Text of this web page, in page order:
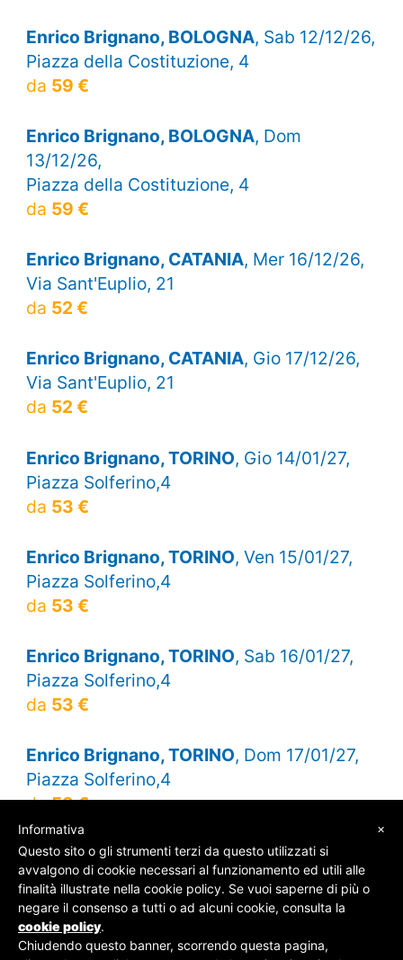
Enrico Brignano, BOLOGNA, Sab 12/12/26,
Piazza della Costituzione, 4
da 59 €
Enrico Brignano, BOLOGNA, Dom
13/12/26,
Piazza della Costituzione, 4
da 59 €
Enrico Brignano, CATANIA, Mer 16/12/26,
Via Sant'Euplio, 21
da 52 €
Enrico Brignano, CATANIA, Gio 17/12/26,
Via Sant'Euplio, 21
da 52 €
Enrico Brignano, TORINO, Gio 14/01/27,
Piazza Solferino,4
da 53 €
Enrico Brignano, TORINO, Ven 15/01/27,
Piazza Solferino,4
da 53 €
Enrico Brignano, TORINO, Sab 16/01/27,
Piazza Solferino,4
da 53 €
Enrico Brignano, TORINO, Dom 17/01/27,
Piazza Solferino,4
da53 €
© SOS Biglietti - P.Iva 09162100961 -Chi Siamo
Contatti-Privacy Policy
×
Informativa
Questo sito o gli strumenti terzi da questo utilizzati si
avvalgono di cookie necessari al funzionamento ed utili alle
finalità illustrate nella cookie policy. Se vuoi saperne di più o
negare il consenso a tutti o ad alcuni cookie, consulta la
cookie policy.
Chiudendo questo banner, scorrendo questa pagina,